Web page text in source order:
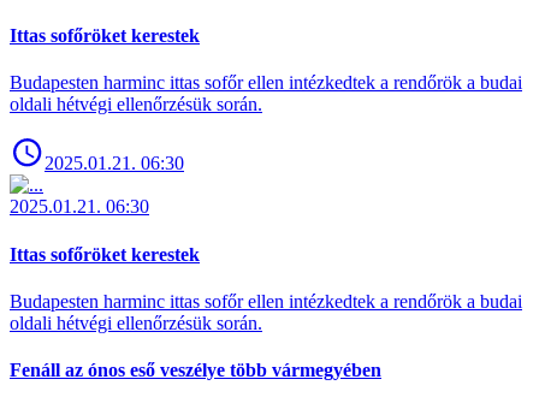
Ittas sofőröket kerestek
Budapesten harminc ittas sofőr ellen intézkedtek a rendőrök a budai
oldali hétvégi ellenőrzésük során.
2025.01.21. 06:30
2025.01.21. 06:30
Ittas sofőröket kerestek
Budapesten harminc ittas sofőr ellen intézkedtek a rendőrök a budai
oldali hétvégi ellenőrzésük során.
Fenáll az ónos eső veszélye több vármegyében